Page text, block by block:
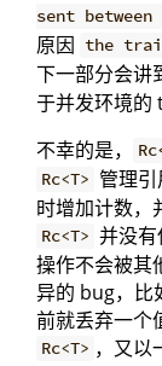
sent
原因 the
下一部分会讲
于并发环境的
不幸的是，
Rc<T> 管理
时增加计数，
Rc<T> 并没
操作不会被其
异的 bug，比
前就丢弃一个
Rc<T> ，又以